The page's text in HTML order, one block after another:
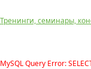
Тренинги, семинары,
MySQL Query Error: